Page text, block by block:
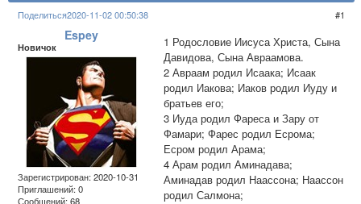
Поделиться 1
2020-11-02 00:50:38
Espey
Новичок
Зарегистрирован: 2020-10-31
Приглашений:0
Сообщений:68
1 Родословие Иисуса Христа, Сына
Давидова, Сына Авраамова.
2 Авраам родил Исаака; Исаак
родил Иакова; Иаков родил Иуду и
братьев его;
3 Иуда родил Фареса и Зару от
Фамари; Фарес родил Есрома;
Есром родил Арама;
4 Арам родил Аминадава;
Аминадав родил Наассона; Наассон
родил Салмона;